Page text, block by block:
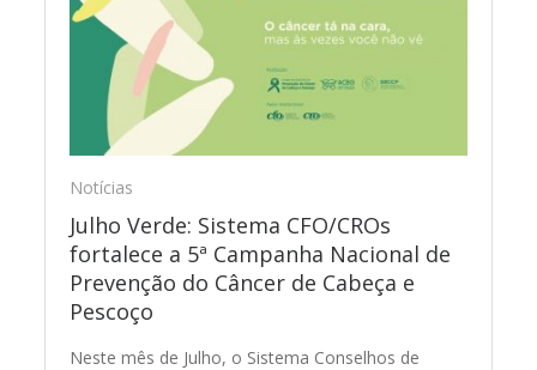
Notícias
Julho Verde: Sistema CFO/CROs
fortalece a 5ª Campanha Nacional de
Prevenção do Câncer de Cabeça e
Pescoço
Neste mês de Julho, o Sistema Conselhos de